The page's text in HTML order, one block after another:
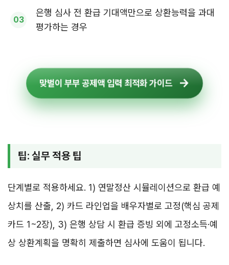
은행 심사 전 환급 기대액만으로 상환능력을 과대
평가하는 경우
맞벌이 부부 공제액 입력 최적화 가이드
팁: 실무 적용 팁
단계별로 적용하세요. 1) 연말정산 시뮬레이션으로 환급 예
상치를 산출, 2) 카드 라인업을 배우자별로 고정(핵심 공제
카드 1~2장), 3) 은행 상담 시 환급 증빙 외에 고정소득·예
상 상환계획을 명확히 제출하면 심사에 도움이 됩니다.